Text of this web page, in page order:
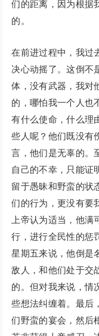
们的距离，因为根据
的。
在前进过程中，我过
决心动摇了。这倒不
体，没有武器，我对
的，哪怕我一个人也
有什么使命，什么理
些人呢？他们既没有
言，他们是无辜的。
自己的不幸，只能证
留于愚昧和野蛮的状
们的行为，更没有要
上帝认为适当，他
行，进行全民性的惩
星期五来说，他倒是
敌人，和他们处于交
的。但对我来说，情
些想法纠缠着。最后
们野蛮的宴会，然后